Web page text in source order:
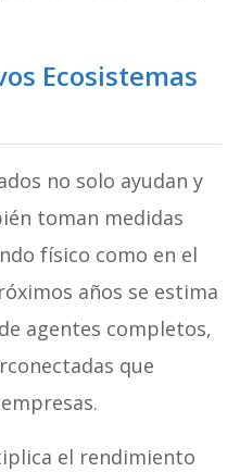
Ecosistemas
no solo ayudan y
toman medidas
físico como en el
años se estima
agentes completos,
que
el rendimiento